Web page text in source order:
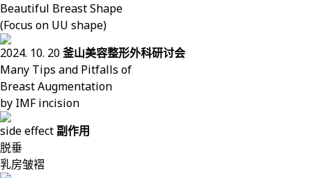
Beautiful Breast Shape
(Focus on UU shape)
2024. 10. 20釜山美容整形外科研讨会
Many Tips and Pitfalls of
Breast Augmentation
by IMF incision
side effect 副作用
脱垂
乳房皱褶